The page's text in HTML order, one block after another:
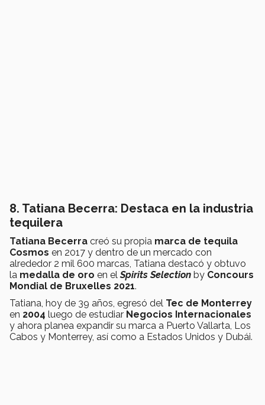
8. Tatiana Becerra: Destaca en la industria
tequilera
Tatiana Becerra creó su propia marca de tequila
Cosmos en 2017 y dentro de un mercado con
alrededor 2 mil 600 marcas, Tatiana destacó y obtuvo
la medalla de oro en elSpirits Selection by Concours
Mondial de Bruxelles 2021.
Tatiana, hoy de 39 años, egresó del Tec de Monterrey
en 2004 luego de estudiar Negocios Internacionales
y ahora planea expandir su marca a Puerto Vallarta, Los
Cabos y Monterrey, así como a Estados Unidos y Dubái.